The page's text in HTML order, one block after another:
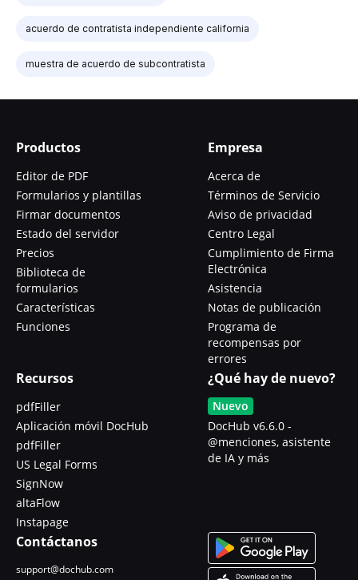
acuerdo de contratista independiente california
muestra de acuerdo de subcontratista
Productos
Editor de PDF
Formularios y plantillas
Firmar documentos
Estado del servidor
Precios
Biblioteca de
formularios
Características
Funciones
Empresa
Acerca de
Términos de Servicio
Aviso de privacidad
Centro Legal
Cumplimiento de Firma
Electrónica
Asistencia
Notas de publicación
Programa de
recompensas por
errores
Recursos
pdfFiller
Aplicación móvil DocHub
pdfFiller
US Legal Forms
SignNow
altaFlow
Instapage
¿Qué hay de nuevo?
Nuevo
DocHub v6.6.0 -
@menciones, asistente
de IA y más
Contáctanos
support@dochub.com